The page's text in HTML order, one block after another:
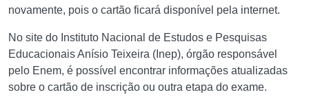
novamente, pois o cartão ficará disponível pela internet.
No site do Instituto Nacional de Estudos e Pesquisas
Educacionais Anísio Teixeira (Inep), órgão responsável
pelo Enem, é possível encontrar informações atualizadas
sobre o cartão de inscrição ou outra etapa do exame.